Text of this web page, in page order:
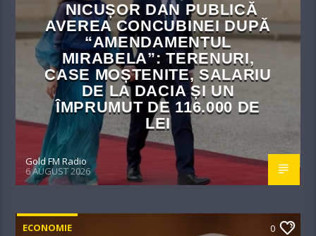
NICUȘOR DAN PUBLICĂ
AVEREA CONCUBINEI DUPĂ
“AMENDAMENTUL
MIRABELA”: TERENURI,
CASE MOȘTENITE, SALARIU
DE LA DACIA ȘI UN
ÎMPRUMUT DE 116.000 DE
LEI
Gold FM Radio
6 AUGUST 2026
ECONOMIE 0